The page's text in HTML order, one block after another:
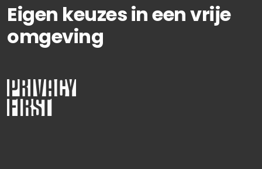
Eigen keuzes in een vrije
omgeving